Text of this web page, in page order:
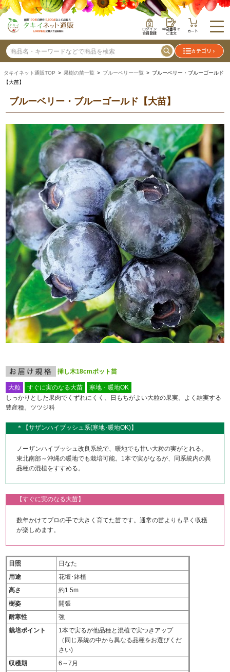
ログイン
会員登録
申込番号で
ご注文 カート
カテゴリ
タキイネット通販TOP > 果樹の苗一覧 > ブルーベリー一覧 > ブルーベリー・ブルーゴールド
【大苗】
ブルーベリー・ブルーゴールド【大苗】
挿し木18cmポット苗
大粒 すぐに実のなる大苗
寒地・暖地OK
しっかりとした果肉でくずれにくく、日もちがよい大粒の果実。よく結実する
豊産種。ツツジ科
＊【サザンハイブッシュ系(寒地･暖地OK)】
ノーザンハイブッシュ改良系統で、暖地でも甘い大粒の実がとれる。
東北南部～沖縄の暖地でも栽培可能。1本で実がなるが、同系統内の異
品種の混植をすすめる。
【すぐに実のなる大苗】
数年かけてプロの手で大きく育てた苗です。通常の苗よりも早く収穫
が楽しめます。
日照
日なた
用途
花壇･鉢植
高さ
約1.5m
樹姿
開張
耐寒性
強
栽培ポイント
1本で実るが他品種と混植で実つきアップ
（同じ系統の中から異なる品種をお選びくだ
さい)
収穫期
6～7月